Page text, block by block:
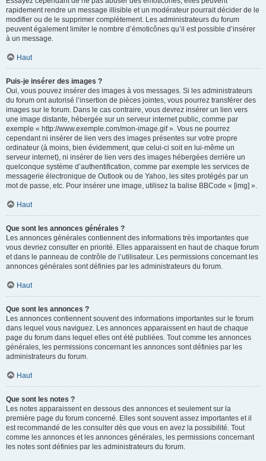
rapidement rendre un message illisible et un modérateur pourrait décider de le
modifier ou de le supprimer complètement. Les administrateurs du forum
peuvent également limiter le nombre d’émoticônes qu’il est possible d’insérer
à un message.
Haut
Puis-je insérer des images ?
Oui, vous pouvez insérer des images à vos messages. Si les administrateurs
du forum ont autorisé l’insertion de pièces jointes, vous pourrez transférer des
images sur le forum. Dans le cas contraire, vous devrez insérer un lien vers
une image distante, hébergée sur un serveur internet public, comme par
exemple « http://www.exemple.com/mon-image.gif ». Vous ne pourrez
cependant ni insérer de lien vers des images présentes sur votre propre
ordinateur (à moins, bien évidemment, que celui-ci soit en lui-même un
serveur internet), ni insérer de lien vers des images hébergées derrière un
quelconque système d’authentification, comme par exemple les services de
messagerie électronique de Outlook ou de Yahoo, les sites protégés par un
mot de passe, etc. Pour insérer une image, utilisez la balise BBCode « [img] ».
Haut
Que sont les annonces générales ?
Les annonces générales contiennent des informations très importantes que
vous devriez consulter en priorité. Elles apparaissent en haut de chaque forum
et dans le panneau de contrôle de l’utilisateur. Les permissions concernant les
annonces générales sont définies par les administrateurs du forum.
Haut
Que sont les annonces ?
Les annonces contiennent souvent des informations importantes sur le forum
dans lequel vous naviguez. Les annonces apparaissent en haut de chaque
page du forum dans lequel elles ont été publiées. Tout comme les annonces
générales, les permissions concernant les annonces sont définies par les
administrateurs du forum.
Haut
Que sont les notes ?
Les notes apparaissent en dessous des annonces et seulement sur la
première page du forum concerné. Elles sont souvent assez importantes et il
est recommandé de les consulter dès que vous en avez la possibilité. Tout
comme les annonces et les annonces générales, les permissions concernant
les notes sont définies par les administrateurs du forum.